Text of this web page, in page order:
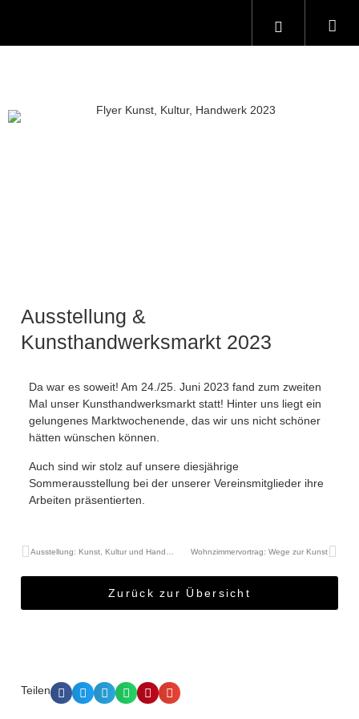
Ausstellung &
Kunsthandwerksmarkt 2023
Da war es soweit! Am 24./25. Juni 2023 fand zum zweiten
Mal unser Kunsthandwerksmarkt statt! Hinter uns liegt ein
gelungenes Marktwochenende, das wir uns nicht schöner
hätten wünschen können.
Auch sind wir stolz auf unsere diesjährige
Sommerausstellung bei der unserer Vereinsmitglieder ihre
Arbeiten präsentierten.
Wohnzimmervortrag: Wege zur Kunst
Zurück zur Übersicht
Teilen